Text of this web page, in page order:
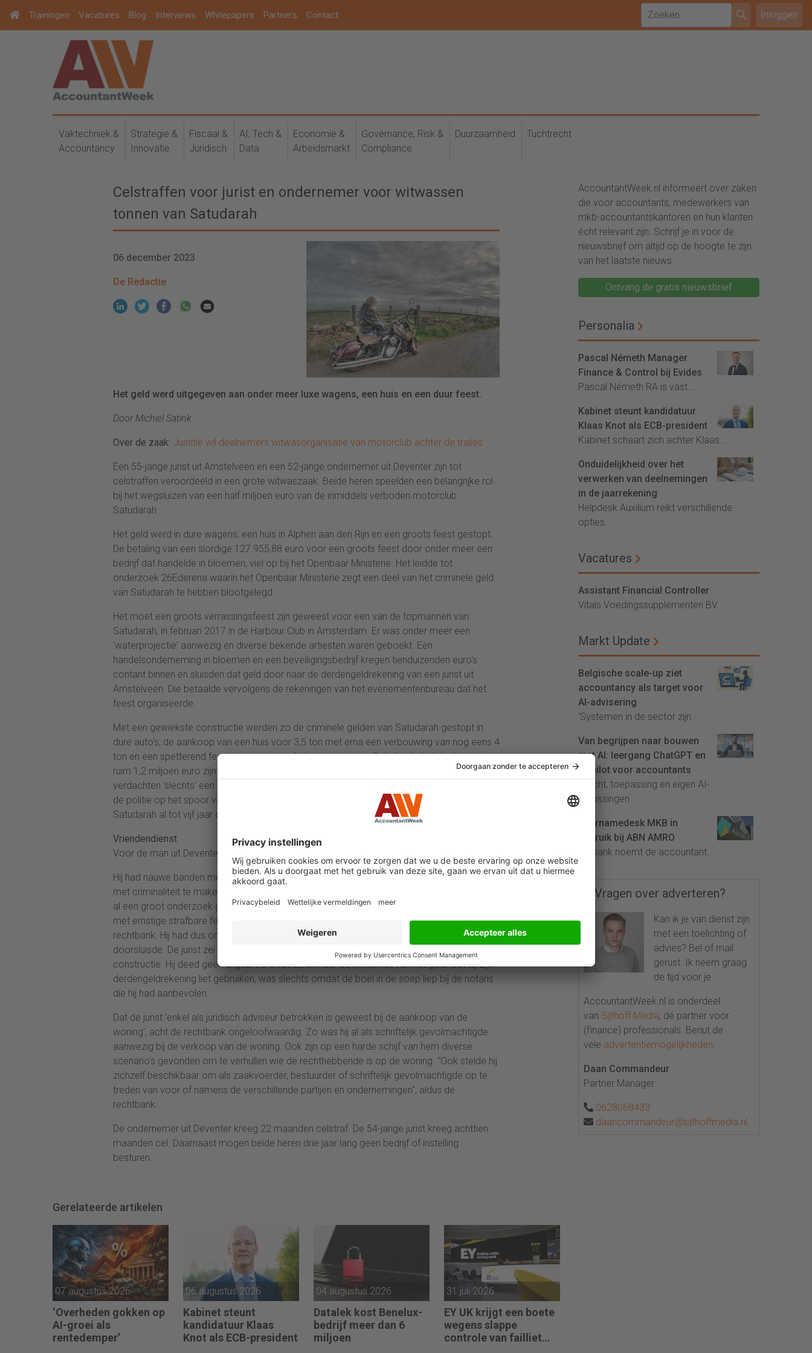
Trainingen Vacatures Blog Interviews Whitepapers Partners Contact Inloggen
Vaktechniek &
Accountancy
Strategie &
Innovatie
Fiscaal &
Juridisch
AI, Tech &
Data
Economie &
Arbeidsmarkt
Governance, Risk &
Compliance
Duurzaamheid Tuchtrecht
Celstraffen voor jurist en ondernemer voor witwassen
tonnen van Satudarah
06 december 2023
De Redactie
Het geld werd uitgegeven aan onder meer luxe wagens, een huis en een duur feest.
Door Michiel Satink
Over de zaak: Justitie wil deelnemers witwasorganisatie van motorclub achter de tralies
Een 55-jarige jurist uit Amstelveen en een 52-jarige ondernemer uit Deventer zijn tot
celstraffen veroordeeld in een grote witwaszaak. Beide heren speelden een belangrijke rol
bij het wegsluizen van een half miljoen euro van de inmiddels verboden motorclub
Satudarah.
Het geld werd in dure wagens, een huis in Alphen aan den Rijn en een groots feest gestopt.
De betaling van een slordige 127.955,88 euro voor een groots feest door onder meer een
bedrijf dat handelde in bloemen, viel op bij het Openbaar Ministerie. Het leidde tot
onderzoek 26Ederena waarin het Openbaar Ministerie zegt een deel van het criminele geld
van Satudarah te hebben blootgelegd.
Het moet een groots verrassingsfeest zijn geweest voor een van de topmannen van
Satudarah, in februari 2017 in de Harbour Club in Amsterdam. Er was onder meer een
'waterprojectie' aanwezig en diverse bekende artiesten waren geboekt. Een
handelsonderneming in bloemen en een beveiligingsbedrijf kregen tienduizenden euro's
contant binnen en sluisden dat geld door naar de derdengeldrekening van een jurist uit
Amstelveen. Die betaalde vervolgens de rekeningen van het evenementenbureau dat het
feest organiseerde.
Met een gewiekste constructie werden zo de criminele gelden van Satudarah gestopt in
dure auto's, de aankoop van een huis voor 3,5 ton met erna een verbouwing van nog eens 4
ton en een spetterend feest voor een van de topmannen van Satudarah. In totaal zou zo
ruim 1,2 miljoen euro zijn witgewassen, al acht de rechtbank in dit onderzoek dat deze twee
verdachten 'slechts' een half miljoen euro voor hun rekening namen. In het onderzoek dat
de politie op het spoor van de witwaszaak bracht, zijn in 2021 meerdere topmannen van
Satudarah al tot vijf jaar cel veroordeeld voor deelname aan een criminele organisatie.
Vriendendienst
Voor de man uit Deventer was dit alles niet meer dan het verlenen van een vriendendienst.
Hij had nauwe banden met de top van de motorclub, maar zei dat hij niet kon weten dat ze
met criminaliteit te maken hadden. Dat kan niet kloppen, meent de rechtbank. In 2016 was
al een groot onderzoek gestart de motorclub omdat leden ,,in verband werden gebracht
met ernstige strafbare feiten zoals afpersing, geweld, wapenbezit en drugshandel'', aldus de
rechtbank. Hij had dus onderzoek moeten doen naar die honderdduizenden euro's die hij
doorsluisde. De jurist zei dat hij ,,voortaan scherper moest zijn'' toen hij meewerkte aan de
constructie. Hij deed geen uitgebreid onderzoek naar de herkomst van het geld. Dat hij zijn
derdengeldrekening liet gebruiken, was slechts omdat de boel in de soep liep bij de notaris
die hij had aanbevolen.
Dat de jurist 'enkel als juridisch adviseur betrokken is geweest bij de aankoop van de
woning', acht de rechtbank ongeloofwaardig. Zo was hij al als schriftelijk gevolmachtigde
aanwezig bij de verkoop van de woning. Ook zijn op een harde schijf van hem diverse
scenario's gevonden om te verhullen wie de rechthebbende is op de woning. “Ook stelde hij
zichzelf beschikbaar om als zaakvoerder, bestuurder of schriftelijk gevolmachtigde op te
treden van voor of namens de verschillende partijen en ondernemingen'', aldus de
rechtbank.
De ondernemer uit Deventer kreeg 22 maanden celstraf. De 54-jarige jurist kreeg achttien
maanden cel. Daarnaast mogen beide heren drie jaar lang geen bedrijf of instelling
besturen.
Gerelateerde artikelen
07 augustus 2026
‘Overheden gokken op
AI-groei als
rentedemper’
06 augustus 2026
Kabinet steunt
kandidatuur Klaas
Knot als ECB-president
04 augustus 2026
Datalek kost Benelux-
bedrijf meer dan 6
miljoen
31 juli 2026
EY UK krijgt een boete
wegens slappe
controle van failliet
AccountantWeek.nl informeert over zaken
die voor accountants, medewerkers van
mkb-accountantskantoren en hun klanten
écht relevant zijn. Schrijf je in voor de
nieuwsbrief om altijd op de hoogte te zijn
van het laatste nieuws.
Ontvang de gratis nieuwsbrief
Personalia
Pascal Németh Manager
Finance & Control bij Evides
Pascal Németh RA is vast...
Kabinet steunt kandidatuur
Klaas Knot als ECB-president
Kabinet schaart zich achter Klaas...
Onduidelijkheid over het
verwerken van deelnemingen
in de jaarrekening
Helpdesk Auxilium reikt verschillende
opties...
Vacatures
Assistant Financial Controller
Vitals Voedingssupplementen BV
Markt Update
Belgische scale-up ziet
accountancy als target voor
AI-advisering
'Systemen in de sector zijn...
Van begrijpen naar bouwen
met AI: leergang ChatGPT en
Copilot voor accountants
Inzicht, toepassing en eigen AI-
oplossingen...
Overnamedesk MKB in
gebruik bij ABN AMRO
De bank noemt de accountant...
Vragen over adverteren?
Kan ik je van dienst zijn
met een toelichting of
advies? Bel of mail
gerust. Ik neem graag
de tijd voor je.
AccountantWeek.nl is onderdeel
van Sijthoff Media, dé partner voor
(finance) professionals. Benut de
vele advertentiemogelijkheden.
Daan Commandeur
Partner Manager
0628068433
daancommandeur@sijthoffmedia.nl